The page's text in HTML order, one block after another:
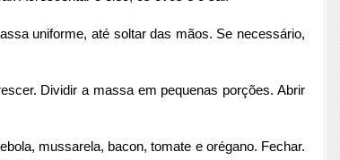
uniforme, até soltar das mãos. Se necessário,
Dividir a massa em pequenas porções. Abrir
mussarela, bacon, tomate e orégano. Fechar.